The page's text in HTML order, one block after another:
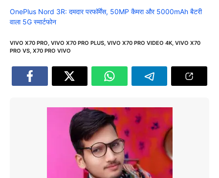
OnePlus Nord 3R: दमदार परफॉर्मेंस, 50MP कैमरा और 5000mAh बैटरी
वाला 5G स्मार्टफोन
VIVO X70 PRO, VIVO X70 PRO PLUS, VIVO X70 PRO VIDEO 4K, VIVO X70
PRO VS, X70 PRO VIVO